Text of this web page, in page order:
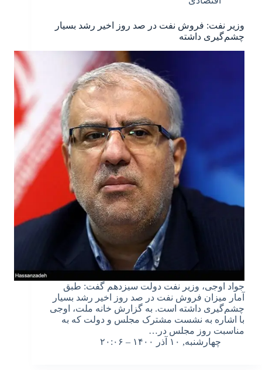
وزیر نفت: فروش نفت در صد روز اخیر رشد بسیار
چشم‌گیری داشته
جواد اوجی، وزیر نفت دولت سیزدهم گفت: طبق
آمار میزان فروش نفت در صد روز اخیر رشد بسیار
چشم‌گیری داشته است. به گزارش خانه ملت، اوجی
با اشاره به نشست مشترک مجلس و دولت که به
مناسبت روز مجلس در…
چهارشنبه, ۱۰ آذر ۱۴۰۰ – ۲۰:۰۶